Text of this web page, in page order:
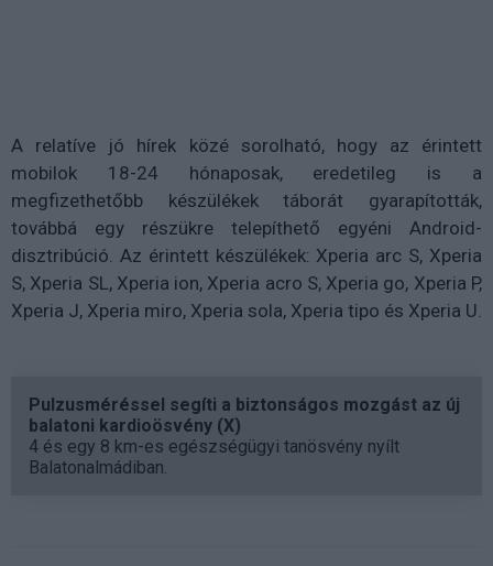
A relatíve jó hírek közé sorolható, hogy az érintett
mobilok 18-24 hónaposak, eredetileg is a
megfizethetőbb készülékek táborát gyarapították,
továbbá egy részükre telepíthető egyéni Android-
disztribúció. Az érintett készülékek: Xperia arc S, Xperia
S, Xperia SL, Xperia ion, Xperia acro S, Xperia go, Xperia P,
Xperia J, Xperia miro, Xperia sola, Xperia tipo és Xperia U.
Pulzusméréssel segíti a biztonságos mozgást az új
balatoni kardioösvény (X)
4 és egy 8 km-es egészségügyi tanösvény nyílt
Balatonalmádiban.